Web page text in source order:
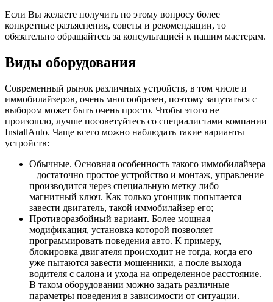
Если Вы желаете получить по этому вопросу более
конкретные разъяснения, советы и рекомендации, то
обязательно обращайтесь за консультацией к нашим мастерам.
Виды оборудования
Современный рынок различных устройств, в том числе и
иммобилайзеров, очень многообразен, поэтому запутаться с
выбором может быть очень просто. Чтобы этого не
произошло, лучше посоветуйтесь со специалистами компании
InstallAuto. Чаще всего можно наблюдать такие варианты
устройств:
Обычные. Основная особенность такого иммобилайзера
– достаточно простое устройство и монтаж, управление
производится через специальную метку либо
магнитный ключ. Как только угонщик попытается
завести двигатель, такой иммобилайзер его;
Противоразбойный вариант. Более мощная
модификация, установка которой позволяет
программировать поведения авто. К примеру,
блокировка двигателя происходит не тогда, когда его
уже пытаются завести мошенники, а после выхода
водителя с салона и ухода на определенное расстояние.
В таком оборудовании можно задать различные
параметры поведения в зависимости от ситуации.